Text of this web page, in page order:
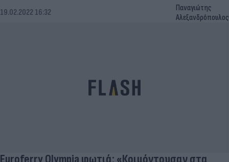
19.02.2022 16:32
Παναγιώτης
Αλεξανδρόπουλος